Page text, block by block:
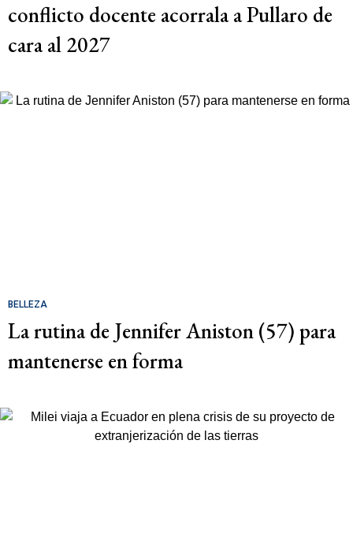
conflicto docente acorrala a Pullaro de
cara al 2027
BELLEZA
La rutina de Jennifer Aniston (57) para
mantenerse en forma